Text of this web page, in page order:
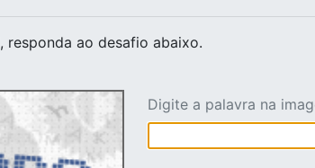
, responda ao desafio abaixo.
Digite a palavra na